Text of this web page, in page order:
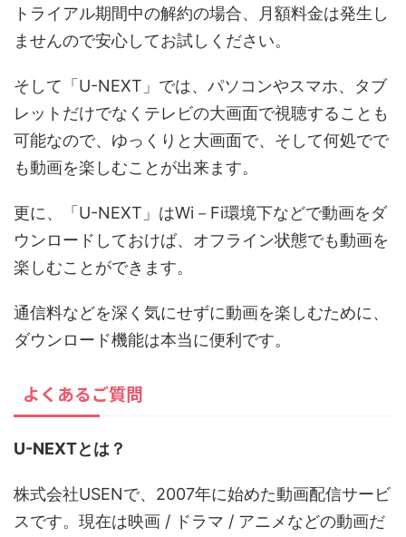
トライアル期間中の解約の場合、月額料金は発生し
ませんので安心してお試しください。
そして「U-NEXT」では、パソコンやスマホ、タブ
レットだけでなくテレビの大画面で視聴することも
可能なので、ゆっくりと大画面で、そして何処でで
も動画を楽しむことが出来ます。
更に、「U-NEXT」はWi－Fi環境下などで動画をダ
ウンロードしておけば、オフライン状態でも動画を
楽しむことができます。
通信料などを深く気にせずに動画を楽しむために、
ダウンロード機能は本当に便利です。
よくあるご質問
U-NEXTとは？
株式会社USENで、2007年に始めた動画配信サービ
スです。現在は映画 / ドラマ / アニメなどの動画だ